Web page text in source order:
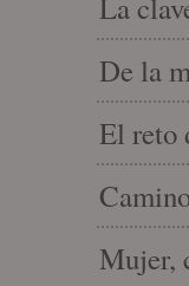
De la
El reto
Mujer,